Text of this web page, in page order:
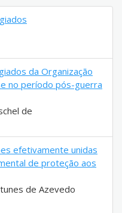
da Organização
no período pós-guerra
de
efetivamente unidas
de proteção aos
de Azevedo